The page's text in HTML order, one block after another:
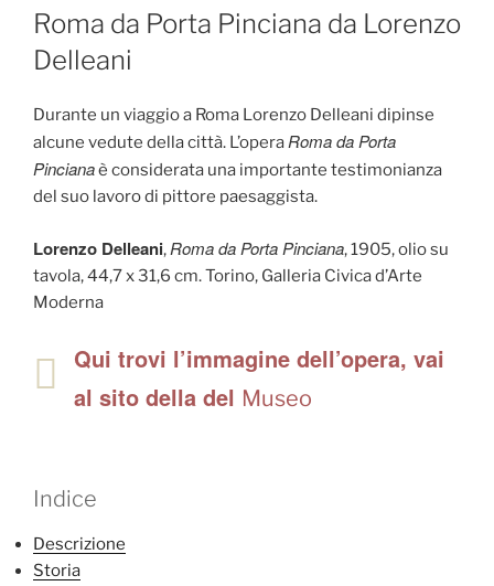
IL
Roma da Porta Pinciana da Lorenzo
Delleani
Durante un viaggio a Roma Lorenzo Delleani dipinse
alcune vedute della città. L’operaRoma da Porta
Pincianaè considerata una importante testimonianza
del suo lavoro di pittore paesaggista.
Lorenzo Delleani, Roma da Porta Pinciana, 1905, olio su
tavola, 44,7 x 31,6 cm. Torino, Galleria Civica d’Arte
Moderna
Qui trovi l’immagine dell’opera, vai
al sito della del Museo
Indice
Descrizione
Storia